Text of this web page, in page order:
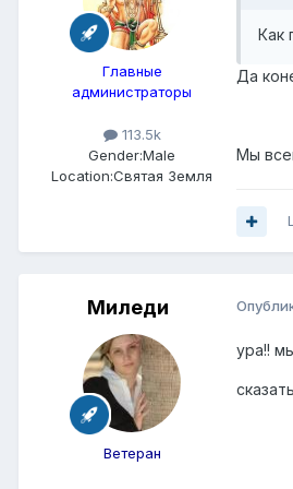
Главные
администраторы
113.5k
Gender:Male
Location:Святая Земля
Как
Да
Мы
Миледи
Ветеран
ура!!